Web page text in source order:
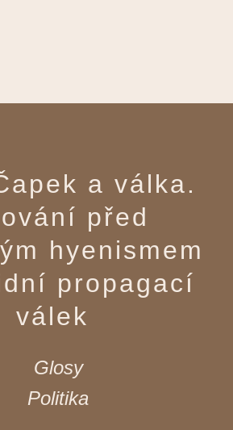
a válka.
před
hyenismem
propagací
válek
Glosy
Politika